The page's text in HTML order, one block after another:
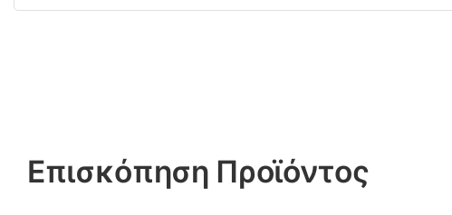
Επισκόπηση Προϊόντος